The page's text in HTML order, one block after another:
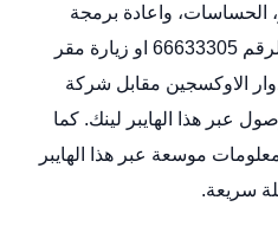
الحساسات، واعادة برمجة
الكمبيوتر. يمكن التواصل عبر الرقم 66633305 او زيارة مقر
في الشويخ شارع 21 دوار الاوكسجين مقابل شركة
عبر هذا الهايبر لينك. كما
موسعة عبر هذا الهايبر
سريعة.